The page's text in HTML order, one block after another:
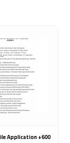
600+ Mobile Application